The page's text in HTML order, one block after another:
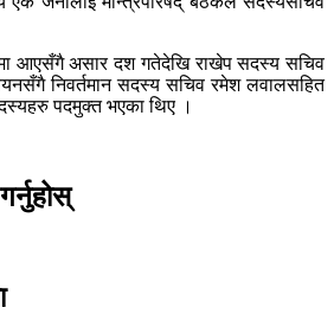
आएसँगै असार दश गतेदेखि राखेप सदस्य सचिव
निवर्तमान सदस्य सचिव रमेश लवालसहित
पदमुक्त भएका थिए ।